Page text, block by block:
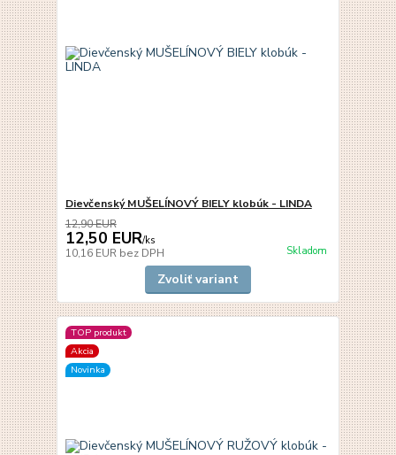
Dievčenský MUŠELÍNOVÝ BIELY klobúk - LINDA
12,90 EUR
12,50 EUR/ks
10,16 EUR bez DPH Skladom
Zvoliť variant
TOP produkt
Akcia
Novinka